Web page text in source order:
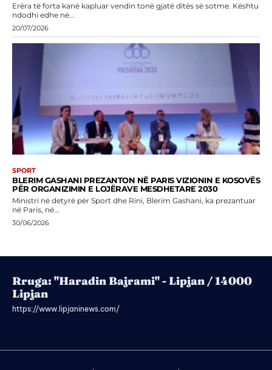
Erëra të forta kanë kapluar vendin tonë gjatë ditës së sotme. Kështu
ndodhi edhe në...
20/07/2026
SPORT
BLERIM GASHANI PREZANTON NË PARIS VIZIONIN E KOSOVËS
PËR ORGANIZIMIN E LOJËRAVE MESDHETARE 2030
Ministri në detyrë për Sport dhe Rini, Blerim Gashani, ka prezantuar
në Paris, në...
30/06/2026
Rruga: "Haradin Bajrami" - Lipjan / 14000
Lipjan
https://www.lipjaninews.com/